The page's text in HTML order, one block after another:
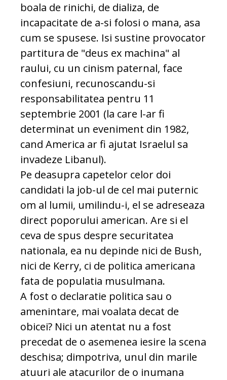
boala de rinichi, de dializa, de
incapacitate de a-si folosi o mana, asa
cum se spusese. Isi sustine provocator
partitura de "deus ex machina" al
raului, cu un cinism paternal, face
confesiuni, recunoscandu-si
responsabilitatea pentru 11
septembrie 2001 (la care l-ar fi
determinat un eveniment din 1982,
cand America ar fi ajutat Israelul sa
invadeze Libanul).
Pe deasupra capetelor celor doi
candidati la job-ul de cel mai puternic
om al lumii, umilindu-i, el se adreseaza
direct poporului american. Are si el
ceva de spus despre securitatea
nationala, ea nu depinde nici de Bush,
nici de Kerry, ci de politica americana
fata de populatia musulmana.
A fost o declaratie politica sau o
amenintare, mai voalata decat de
obicei? Nici un atentat nu a fost
precedat de o asemenea iesire la scena
deschisa; dimpotriva, unul din marile
atuuri ale atacurilor de o inumana